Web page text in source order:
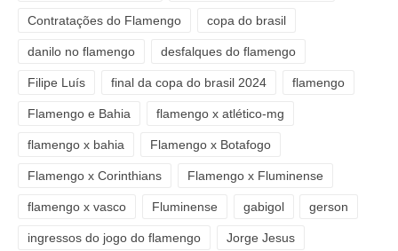
Contratações do Flamengo copa do brasil
danilo no flamengo desfalques do flamengo
Filipe Luís final da copa do brasil 2024 flamengo
Flamengo e Bahia flamengo x atlético-mg
flamengo x bahia Flamengo x Botafogo
Flamengo x Corinthians Flamengo x Fluminense
flamengo x vasco Fluminense gabigol gerson
ingressos do jogo do flamengo Jorge Jesus